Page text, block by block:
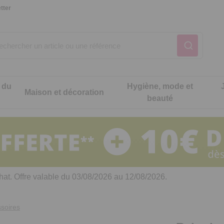
cuisine
de cuisine malins
Notre produit du
Notre produit du
Maison et décoration
Notre produit du
Hygiène, mode et
beauté
intimité
Notre produit du
Notre produit du
Notre produit du
Offre valable du 03/08/2026 au 12/08/2026.